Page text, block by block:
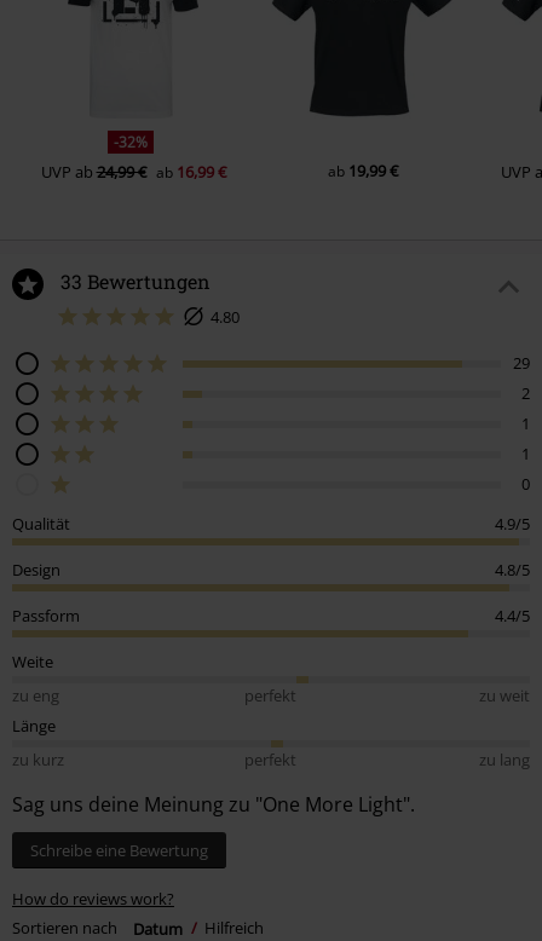
-32%
UVP ab24,99 € ab 16,99 € ab 19,99 € UVP
33 Bewertungen
4.80
29
2
1
1
0
Qualität
4.9/5
Design 4.8/5
Passform 4.4/5
Weite
zu eng
perfekt
zu weit
Länge
zu kurz
perfekt zu lang
Sag uns deine Meinung zu "One More Light".
Schreibe eine Bewertung
How do reviews work?
Sortieren nach
Datum Hilfreich